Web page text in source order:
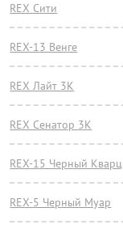
REX Сити
REX-13 Венге
REX Лайт 3К
REX Сенатор 3К
REX-15 Черный Кварц
REX-5 Черный Муар